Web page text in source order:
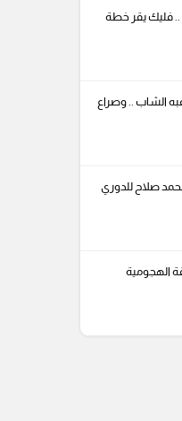
.. فليك يقر خطة
الشاب .. وصراع
صلاح للدوري
الهجومية